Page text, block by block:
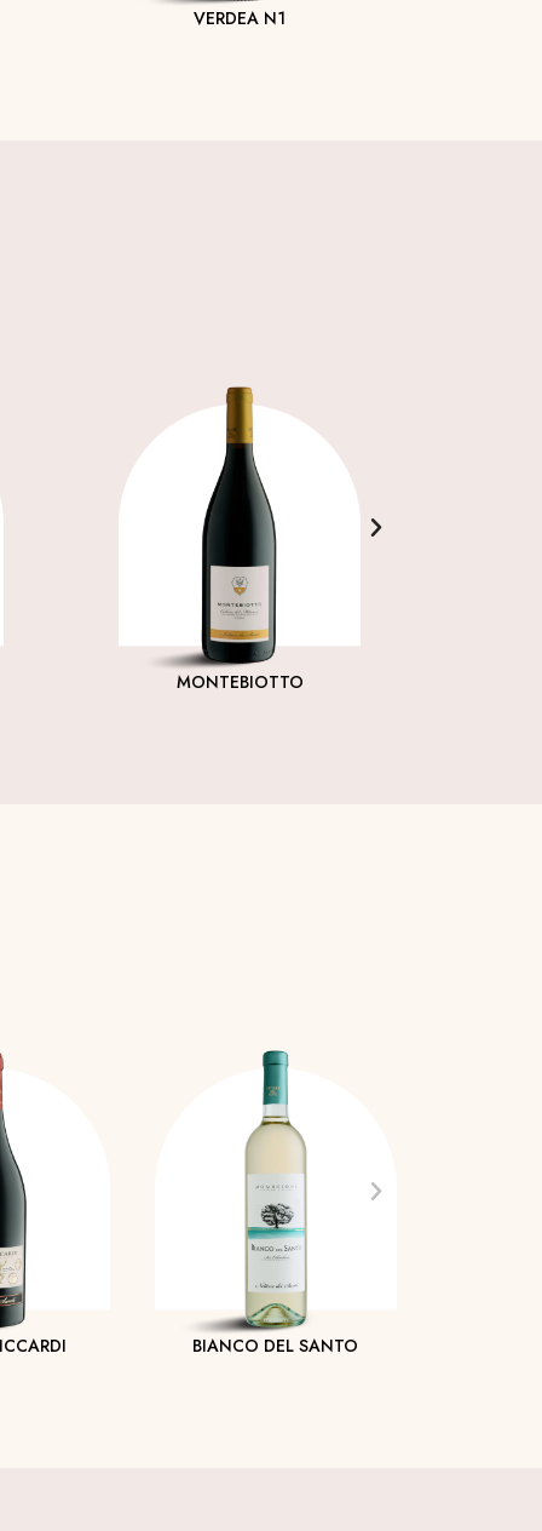
VERDEA N1
MONTEBIOTTO
BIANCO DEL SANTO